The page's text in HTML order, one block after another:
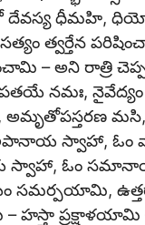
దేవస్య ధీమహి,
త్వర్తేన
– అని రాత్రి
నమః,
అమృతోపస్తరణ
స్వాహా, ఓం
స్వాహా, ఓం
సమర్పయామి,
హస్తా ప్రక్షాళయామి